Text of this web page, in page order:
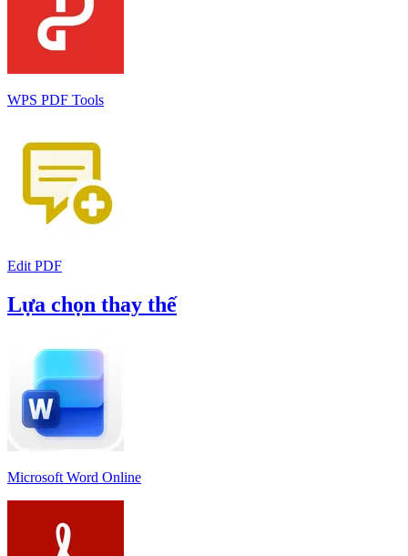
WPS PDF Tools
Edit PDF
Lựa chọn thay thế
Microsoft Word Online